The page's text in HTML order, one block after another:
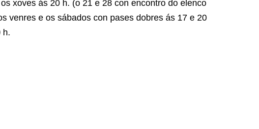
xoves ás 20 h. (o 21 e 28 con encontro do elenco
venres e os sábados con pases dobres ás 17 e 20
h.